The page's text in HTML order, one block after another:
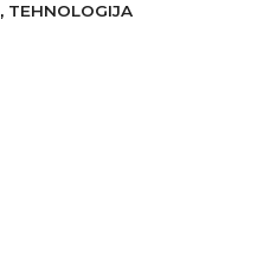
, TEHNOLOGIJA